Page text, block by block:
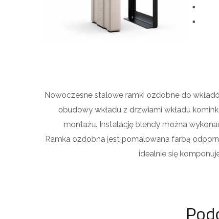
Nowoczesne stalowe ramki ozdobne do
obudowy wkładu z drzwiami wkładu
montażu. Instalację blendy można
Ramka ozdobna jest pomalowana farbą
idealnie się